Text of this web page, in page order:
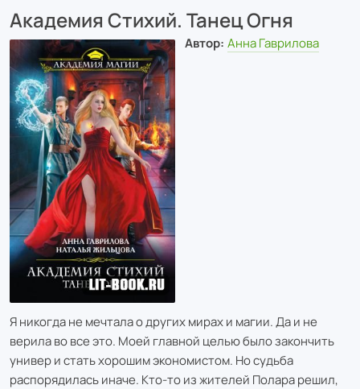
Академия Стихий. Танец Огня
Автор: Анна Гаврилова
Я никогда не мечтала о других мирах и магии. Да и не
верила во все это. Моей главной целью было закончить
универ и стать хорошим экономистом. Но судьба
распорядилась иначе. Кто-то из жителей Полара решил,